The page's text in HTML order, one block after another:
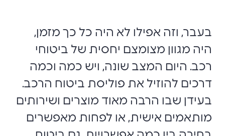
בעבר, וזה אפילו לא היה כל כך מזמן,
היה מגוון מצומצם יחסית של ביטוחי
רכב. היום המצב שונה, ויש כמה וכמה
דרכים להוזיל את פוליסת ביטוח הרכב.
בעידן שבו הרבה מאוד מוצרים ושירותים
מותאמים אישית, או לפחות מאפשרים